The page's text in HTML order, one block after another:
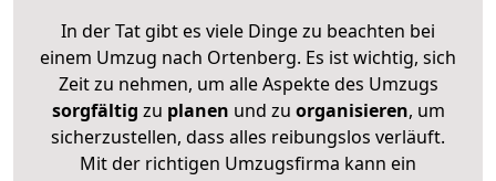
In der Tat gibt es viele Dinge zu beachten bei
einem Umzug nach Ortenberg. Es ist wichtig, sich
Zeit zu nehmen, um alle Aspekte des Umzugs
sorgfältig zu planen und zu organisieren, um
sicherzustellen, dass alles reibungslos verläuft.
Mit der richtigen Umzugsfirma kann ein